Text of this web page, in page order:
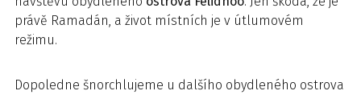
právě Ramadán, a život místních je v útlumovém
režimu.
Dopoledne šnorchlujeme u dalšího obydleného ostrova